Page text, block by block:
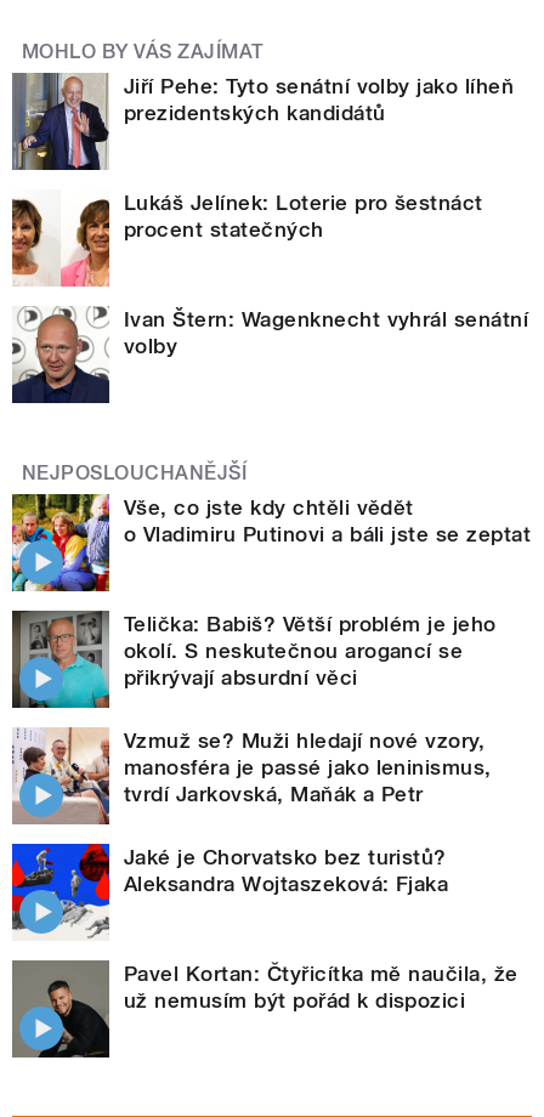
MOHLO BY VÁS ZAJÍMAT
Jiří Pehe: Tyto senátní volby jako líheň
prezidentských kandidátů
Lukáš Jelínek: Loterie pro šestnáct
procent statečných
Ivan Štern: Wagenknecht vyhrál senátní
volby
NEJPOSLOUCHANĚJŠÍ
Vše, co jste kdy chtěli vědět
o Vladimiru Putinovi a báli jste se zeptat
Telička: Babiš? Větší problém je jeho
okolí. S neskutečnou arogancí se
přikrývají absurdní věci
Vzmuž se? Muži hledají nové vzory,
manosféra je passé jako leninismus,
tvrdí Jarkovská, Maňák a Petr
Jaké je Chorvatsko bez turistů?
Aleksandra Wojtaszeková: Fjaka
Pavel Kortan: Čtyřicítka mě naučila, že
už nemusím být pořád k dispozici